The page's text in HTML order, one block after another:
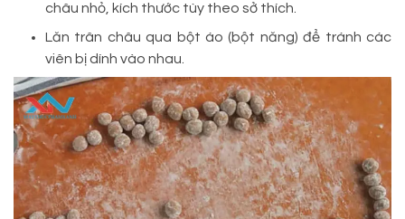
châu nhỏ, kích thước tùy theo sở thích.
Lăn trân châu qua bột áo (bột năng) để tránh các
viên bị dính vào nhau.